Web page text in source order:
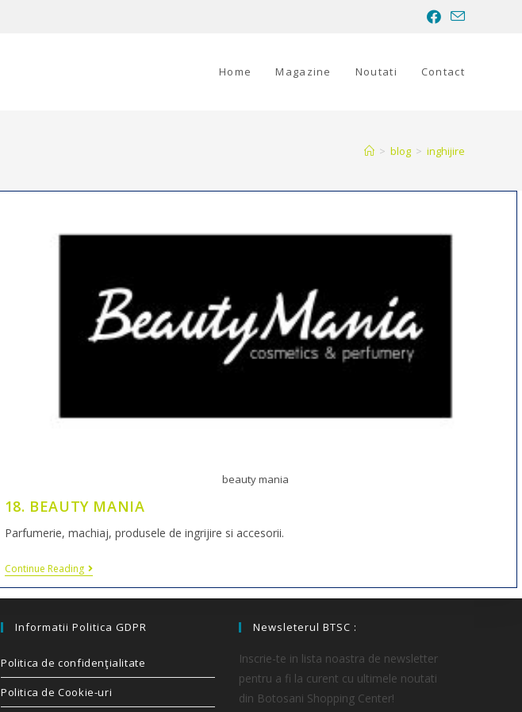
Home Magazine Noutati Contact
> blog > inghijire
beauty mania
18. BEAUTY MANIA
Parfumerie, machiaj, produsele de ingrijire si accesorii.
Continue Reading
Informatii Politica GDPR
Politica de confidenţialitate
Politica de Cookie-uri
Newsleterul BTSC :
Inscrie-te in lista noastra de newsletter
pentru a fi la curent cu ultimele noutati
din Botosani Shopping Center!